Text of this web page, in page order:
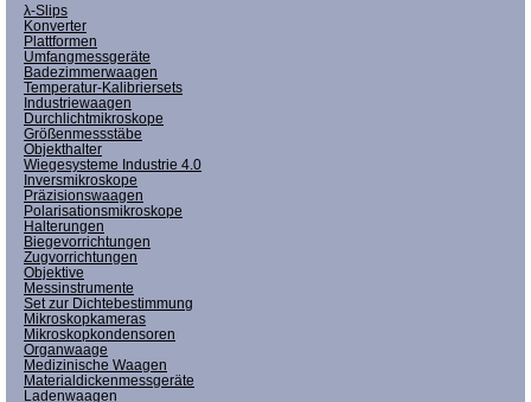
λ-Slips
Konverter
Plattformen
Umfangmessgeräte
Badezimmerwaagen
Temperatur-Kalibriersets
Industriewaagen
Durchlichtmikroskope
Größenmessstäbe
Objekthalter
Wiegesysteme Industrie 4.0
Inversmikroskope
Präzisionswaagen
Polarisationsmikroskope
Halterungen
Biegevorrichtungen
Zugvorrichtungen
Objektive
Messinstrumente
Set zur Dichtebestimmung
Mikroskopkameras
Mikroskopkondensoren
Organwaage
Medizinische Waagen
Materialdickenmessgeräte
Ladenwaagen